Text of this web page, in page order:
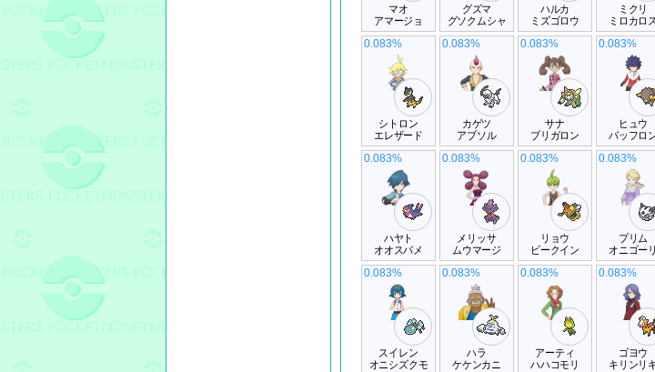
マオ
アマージョ
グズマ
グソクムシャ
ハルカ
ミズゴロウ
ミクリ
ミロカロ
シトロン
エレザード
0.083%
カゲツ
アブソル
0.083%
サナ
ブリガロン
0.083%
ヒュウ
バッフロ
0.083%
ハヤト
オオスバメ
0.083%
メリッサ
ムウマージ
0.083%
リョウ
ビークイン
0.083%
プリム
オニゴーリ
0.083%
スイレン
オニシズクモ
0.083%
ハラ
ケケンカニ
0.083%
アーティ
ハハコモリ
0.083%
ゴヨウ
キリンリ
0.083%